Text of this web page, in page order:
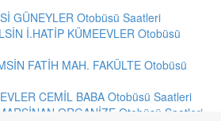
GÜNEYLER Otobüsü Saatleri
İ.HATİP KÜMEEVLER Otobüsü
FATİH MAH. FAKÜLTE Otobüsü
CEMİL BABA Otobüsü Saatleri
ORGANİZE Otobüsü Saatleri